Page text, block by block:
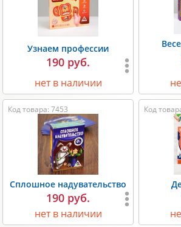
Узнаем профессии
190 руб.
нет в наличии
Код товара: 7453
Сплошное надувательство
190 руб.
нет в наличии
Код